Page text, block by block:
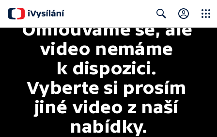
Search
Omlouváme se, ale
video nemáme
k dispozici.
Vyberte si prosím
jiné video z naší
nabídky.